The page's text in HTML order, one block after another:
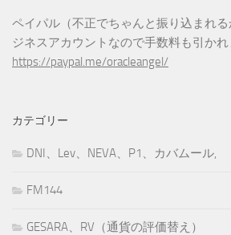
ペイパル（不正でちゃんと振り込まれ
ジネスアカウントなので手数料も引かれ
https://paypal.me/oracleangel/
カテゴリー
DNI、Lev、NEVA、P1、カバムール,
FM144
GESARA、RV（通貨の評価替え）